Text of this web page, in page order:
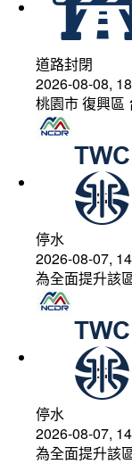
道路封閉
2026-08-08,
桃園市 復興區
停水
2026-08-07,
為全面提升該
停水
2026-08-07,
為全面提升該